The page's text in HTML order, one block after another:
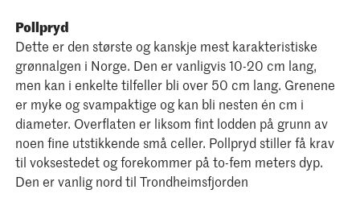
Pollpryd
Dette er den største og kanskje mest karakteristiske
grønnalgen i Norge. Den er vanligvis 10-20 cm lang,
men kan i enkelte tilfeller bli over 50 cm lang. Grenene
er myke og svampaktige og kan bli nesten én cm i
diameter. Overflaten er liksom fint lodden på grunn av
noen fine utstikkende små celler. Pollpryd stiller få krav
til voksestedet og forekommer på to-fem meters dyp.
Den er vanlig nord til Trondheimsfjorden